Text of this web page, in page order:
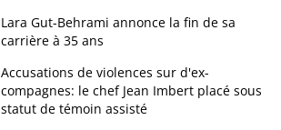
Lara Gut-Behrami annonce la fin de sa
carrière à 35 ans
Accusations de violences sur d'ex-
compagnes: le chef Jean Imbert placé sous
statut de témoin assisté